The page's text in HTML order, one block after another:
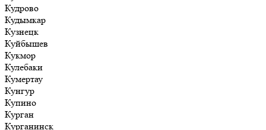
Кудрово
Кудымкар
Кузнецк
Куйбышев
Кукмор
Кулебаки
Кумертау
Кунгур
Купино
Курган
Курганинск